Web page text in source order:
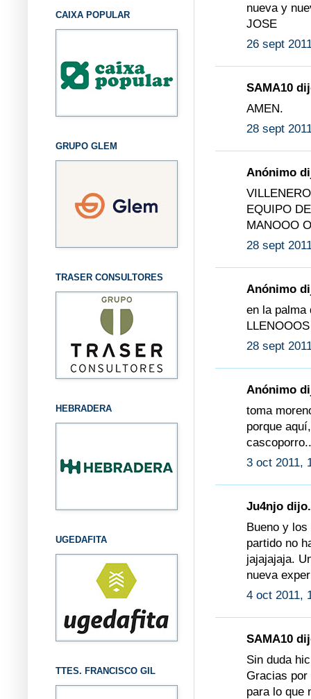
nueva y
JOSE
26 sept
SAMA10
AMEN.
28 sept
Anónimo
EQUIPO
MANOOO
28 sept
Anónimo
en la palma
28 sept
Anónimo
toma
porque
3 oct 2011,
Ju4njo
Bueno y
partido no
jajajajaja.
nueva
4 oct 2011,
SAMA10
Sin duda
Gracias por
para lo que
CAIXA POPULAR
GRUPO GLEM
TRASER CONSULTORES
HEBRADERA
UGEDAFITA
TTES. FRANCISCO GIL